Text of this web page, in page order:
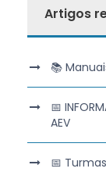
Artigos
📚
📅
AEV
📅